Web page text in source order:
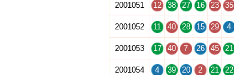
2001051 12 38 27 16 23 35
2001052 11 40 28 15 29 4
2001053 17 40 7 26 45 21
2001054 4 39 20 2 21 22